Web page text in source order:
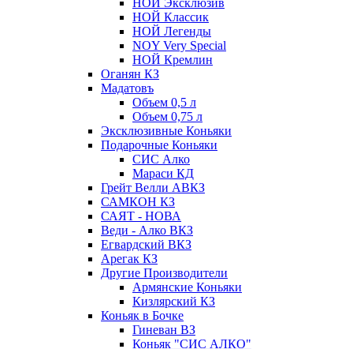
НОЙ Эксклюзив
НОЙ Классик
НОЙ Легенды
NOY Very Speсial
НОЙ Кремлин
Оганян КЗ
Мадатовъ
Объем 0,5 л
Объем 0,75 л
Эксклюзивные Коньяки
Подарочные Коньяки
СИС Алко
Мараси КД
Грейт Велли АВКЗ
САМКОН КЗ
САЯТ - НОВА
Веди - Алко ВКЗ
Егвардский ВКЗ
Арегак КЗ
Другие Производители
Армянские Коньяки
Кизлярский КЗ
Коньяк в Бочке
Гиневан ВЗ
Коньяк "СИС АЛКО"